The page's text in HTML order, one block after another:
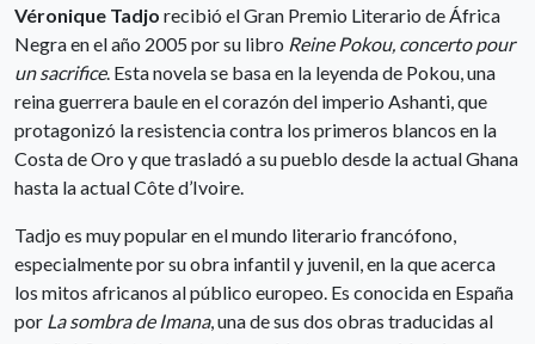
Véronique Tadjo recibió el Gran Premio Literario de África
Negra en el año 2005 por su libro Reine Pokou, concerto pour
un sacrifice. Esta novela se basa en la leyenda de Pokou, una
reina guerrera baule en el corazón del imperio Ashanti, que
protagonizó la resistencia contra los primeros blancos en la
Costa de Oro y que trasladó a su pueblo desde la actual Ghana
hasta la actual Côte d’Ivoire.
Tadjo es muy popular en el mundo literario francófono,
especialmente por su obra infantil y juvenil, en la que acerca
los mitos africanos al público europeo. Es conocida en España
por La sombra de Imana, una de sus dos obras traducidas al